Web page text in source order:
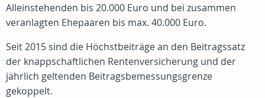
Alleinstehenden bis 20.000 Euro und bei zusammen
veranlagten Ehepaaren bis max. 40.000 Euro.
Seit 2015 sind die Höchstbeiträge an den Beitragssatz
der knappschaftlichen Rentenversicherung und der
jährlich geltenden Beitragsbemessungsgrenze
gekoppelt.